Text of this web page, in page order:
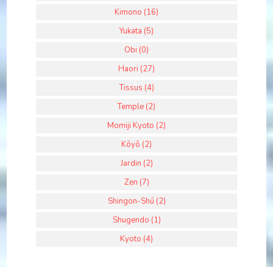
Kimono (16)
Yukata (5)
Obi (0)
Haori (27)
Tissus (4)
Temple (2)
Momiji Kyoto (2)
Kōyō (2)
Jardin (2)
Zen (7)
Shingon-Shū (2)
Shugendo (1)
Kyoto (4)